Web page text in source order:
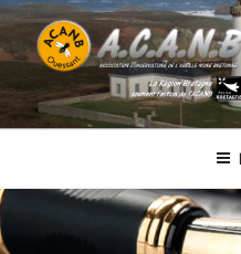
Aller
contenu
principal
ACANB
Association Conservatoire de